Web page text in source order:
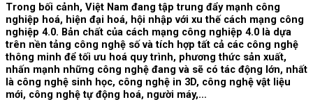
Trong bối cảnh, Việt Nam đang tập trung đẩy mạnh công
nghiệp hoá, hiện đại hoá, hội nhập với xu thế cách mạng công
nghiệp 4.0. Bản chất của cách mạng công nghiệp 4.0 là dựa
trên nền tảng công nghệ số và tích hợp tất cả các công nghệ
thông minh để tối ưu hoá quy trình, phương thức sản xuất,
nhấn mạnh những công nghệ đang và sẽ có tác động lớn, nhất
là công nghệ sinh học, công nghệ in 3D, công nghệ vật liệu
mới, công nghệ tự động hoá, người máy,…